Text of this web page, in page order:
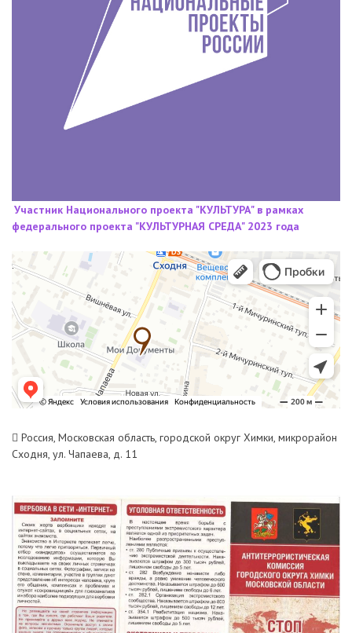
Участник Национального проекта "КУЛЬТУРА" в рамках
федерального проекта "КУЛЬТУРНАЯ СРЕДА" 2023 года
Россия, Московская область, городской округ Химки, микрорайон
Сходня, ул. Чапаева, д. 11